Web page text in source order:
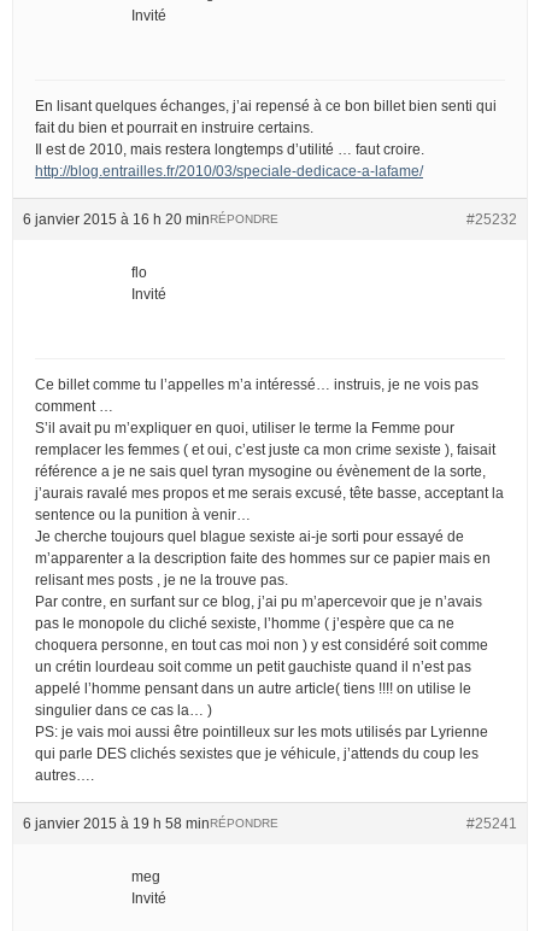
Invité
En lisant quelques échanges, j’ai repensé à ce bon billet bien senti qui
fait du bien et pourrait en instruire certains.
Il est de 2010, mais restera longtemps d’utilité … faut croire.
http://blog.entrailles.fr/2010/03/speciale-dedicace-a-lafame/
6 janvier 2015 à 16 h 20 min #25232
RÉPONDRE
flo
Invité
Ce billet comme tu l’appelles m’a intéressé… instruis, je ne vois pas
comment …
S’il avait pu m’expliquer en quoi, utiliser le terme la Femme pour
remplacer les femmes ( et oui, c’est juste ca mon crime sexiste ), faisait
référence a je ne sais quel tyran mysogine ou évènement de la sorte,
j’aurais ravalé mes propos et me serais excusé, tête basse, acceptant la
sentence ou la punition à venir…
Je cherche toujours quel blague sexiste ai-je sorti pour essayé de
m’apparenter a la description faite des hommes sur ce papier mais en
relisant mes posts , je ne la trouve pas.
Par contre, en surfant sur ce blog, j’ai pu m’apercevoir que je n’avais
pas le monopole du cliché sexiste, l’homme ( j’espère que ca ne
choquera personne, en tout cas moi non ) y est considéré soit comme
un crétin lourdeau soit comme un petit gauchiste quand il n’est pas
appelé l’homme pensant dans un autre article( tiens !!!! on utilise le
singulier dans ce cas la… )
PS: je vais moi aussi être pointilleux sur les mots utilisés par Lyrienne
qui parle DES clichés sexistes que je véhicule, j’attends du coup les
autres….
6 janvier 2015 à 19 h 58 min #25241
RÉPONDRE
meg
Invité